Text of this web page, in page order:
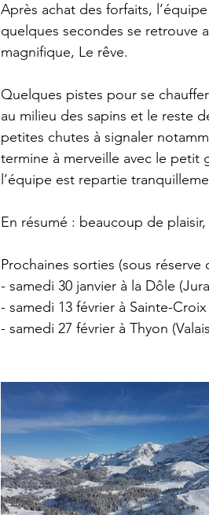
Après achat des forfaits,
quelques secondes se retrouve
magnifique, Le rêve.
Quelques pistes pour se
au milieu des sapins et le reste
petites chutes à signaler
termine à merveille avec le petit
l’équipe est repartie
En résumé : beaucoup de
Prochaines sorties (sous
- samedi 30 janvier à la Dôle
- samedi 13 février à Sainte-Croix
- samedi 27 février à Thyon